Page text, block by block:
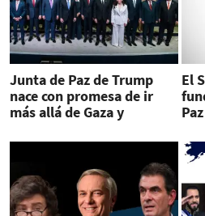
Junta de Paz de Trump
nace con promesa de ir
más allá de Gaza y
El